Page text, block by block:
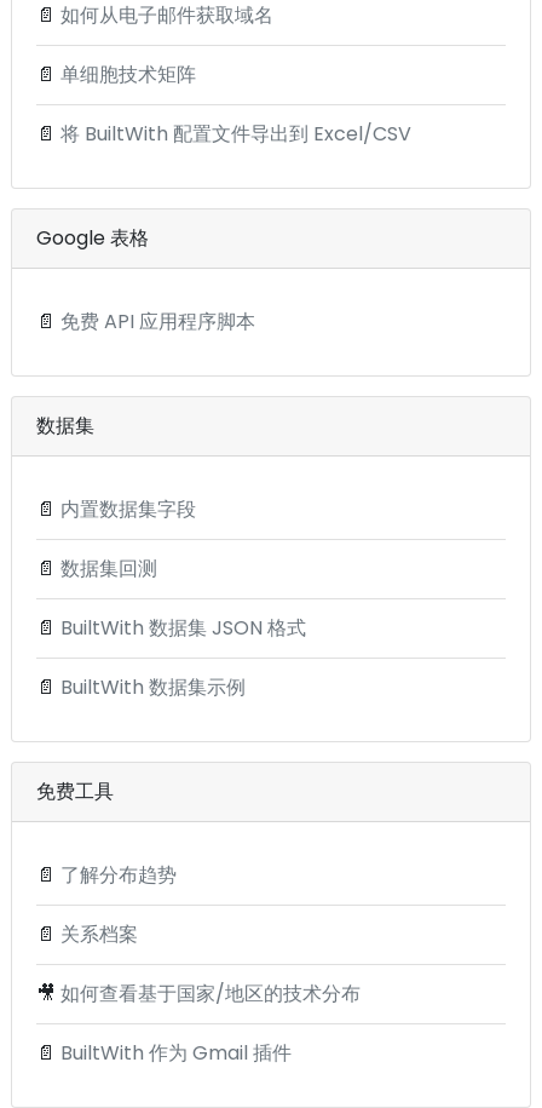
📄 如何从电子邮件获取域名
📄 单细胞技术矩阵
📄 将 BuiltWith 配置文件导出到 Excel/CSV
Google 表格
📄 免费 API 应用程序脚本
数据集
📄 内置数据集字段
📄 数据集回测
📄 BuiltWith 数据集 JSON 格式
📄 BuiltWith 数据集示例
免费工具
📄 了解分布趋势
📄 关系档案
🎥 如何查看基于国家/地区的技术分布
📄 BuiltWith 作为 Gmail 插件